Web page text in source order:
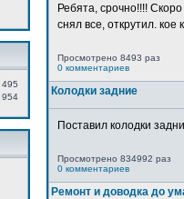
495
954
Ребята, срочно!!!!
снял все, открутил. кое
Просмотрено 8493 раз
0 комментариев
Колодки задние
Поставил колодки
Просмотрено 834992 раз
0 комментариев
Ремонт и доводка до